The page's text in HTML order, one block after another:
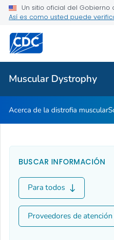
Un sitio oficial del Gobierno
Así es como usted puede
Muscular Dystrophy
Vivir con distrofia muscular
Proveedores de atención
Muscular Dystrophy
Acerca de la distrofia muscular
BUSCAR INFORMACIÓN
Para todos
Proveedores de